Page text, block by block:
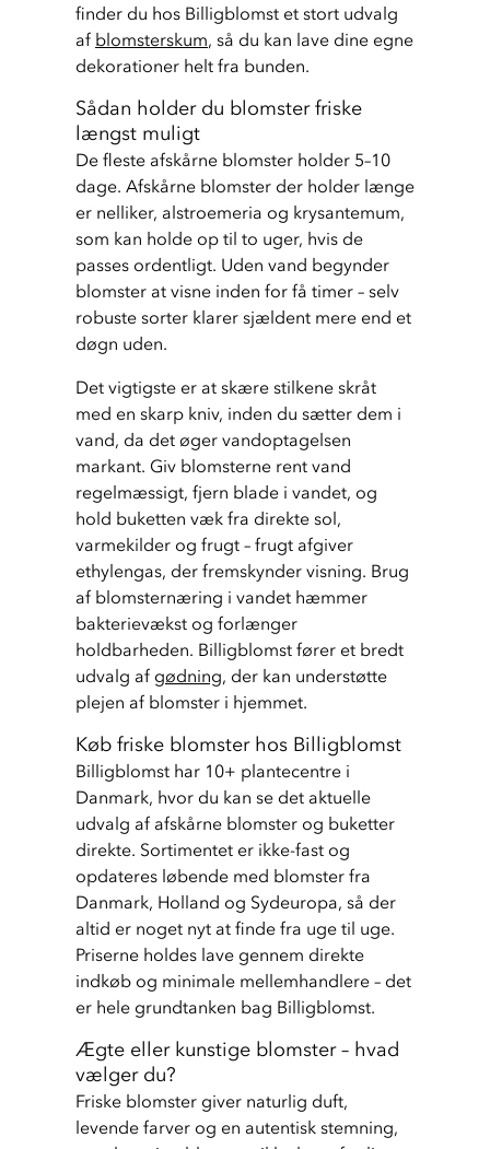
finder du hos Billigblomst et stort udvalg
af blomsterskum, så du kan lave dine egne
dekorationer helt fra bunden.
Sådan holder du blomster friske
længst muligt
De fleste afskårne blomster holder 5–10
dage. Afskårne blomster der holder længe
er nelliker, alstroemeria og krysantemum,
som kan holde op til to uger, hvis de
passes ordentligt. Uden vand begynder
blomster at visne inden for få timer – selv
robuste sorter klarer sjældent mere end et
døgn uden.
Det vigtigste er at skære stilkene skråt
med en skarp kniv, inden du sætter dem i
vand, da det øger vandoptagelsen
markant. Giv blomsterne rent vand
regelmæssigt, fjern blade i vandet, og
hold buketten væk fra direkte sol,
varmekilder og frugt – frugt afgiver
ethylengas, der fremskynder visning. Brug
af blomsternæring i vandet hæmmer
bakterievækst og forlænger
holdbarheden. Billigblomst fører et bredt
udvalg af gødning, der kan understøtte
plejen af blomster i hjemmet.
Køb friske blomster hos Billigblomst
Billigblomst har 10+ plantecentre i
Danmark, hvor du kan se det aktuelle
udvalg af afskårne blomster og buketter
direkte. Sortimentet er ikke-fast og
opdateres løbende med blomster fra
Danmark, Holland og Sydeuropa, så der
altid er noget nyt at finde fra uge til uge.
Priserne holdes lave gennem direkte
indkøb og minimale mellemhandlere – det
er hele grundtanken bag Billigblomst.
Ægte eller kunstige blomster – hvad
vælger du?
Friske blomster giver naturlig duft,
levende farver og en autentisk stemning,